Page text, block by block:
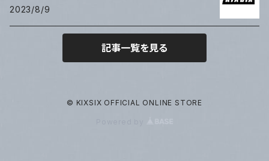
2023/8/9
記事一覧を見る
© KIXSIX OFFICIAL ONLINE STORE